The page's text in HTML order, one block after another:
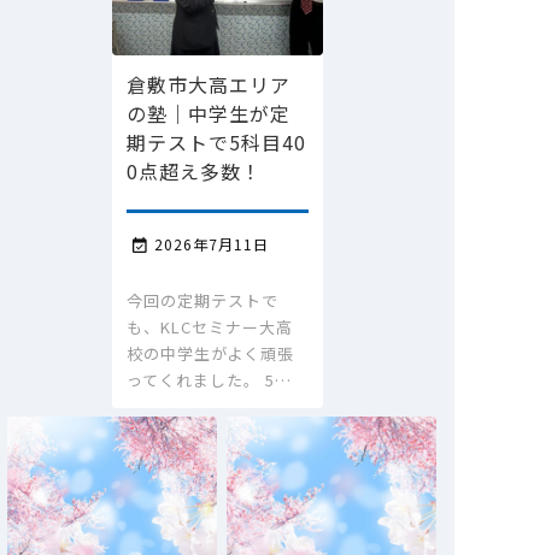
倉敷市大高エリア
の塾｜中学生が定
期テストで5科目40
0点超え多数！
 2026年7月11日
今回の定期テストで
も、KLCセミナー大高
校の中学生がよく頑張
ってくれました。 5…